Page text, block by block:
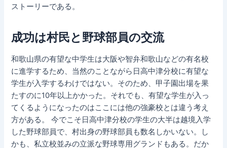
ストーリーである。
成功は村民と野球部員の交流
和歌山県の有望な中学生は大阪や智弁和歌山などの有名校
に進学するため、当然のことながら日高中津分校に有望な
学生が入学するわけではない。そのため、甲子園出場を果
たすのに10年以上かかった。それでも、有望な学生が入っ
てくるようになったのはここには他の強豪校とは違う考え
方がある。 今でこそ日高中津分校の学生の大半は越境入学
した野球部員で、村出身の野球部員も数名しかいない。し
かも、私立校並みの立派な野球専用グランドもある。だか